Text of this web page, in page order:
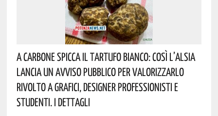
A Carbone Spicca Il Tartufo Bianco: Così L’Alsia
Lancia Un Avviso Pubblico Per Valorizzarlo
Rivolto A Grafici, Designer Professionisti E
Studenti. I Dettagli